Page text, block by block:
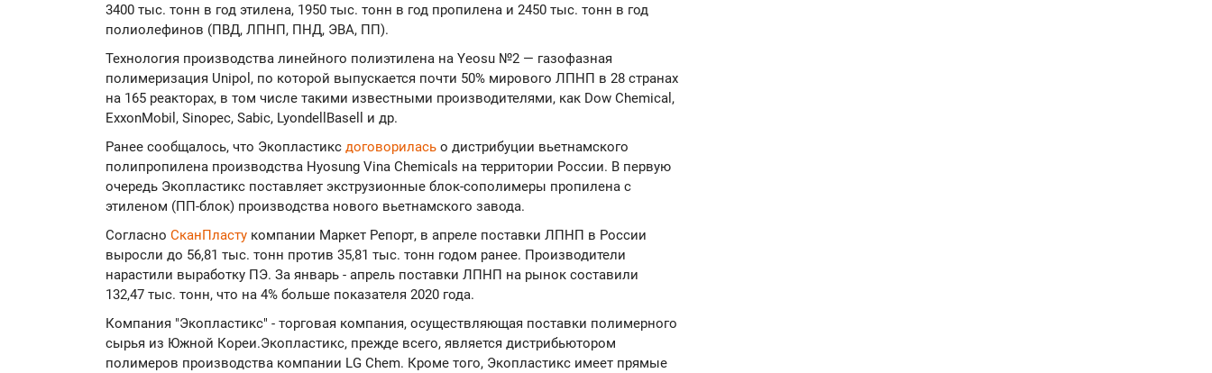
3400 тыс. тонн в год этилена, 1950 тыс. тонн в год пропилена и 2450 тыс. тонн в год
полиолефинов (ПВД, ЛПНП, ПНД, ЭВА, ПП).
Технология производства линейного полиэтилена на Yeosu №2 — газофазная
полимеризация Unipol, по которой выпускается почти 50% мирового ЛПНП в 28 странах
на 165 реакторах, в том числе такими известными производителями, как Dow Chemical,
ExxonMobil, Sinopec, Sabic, LyondellBasell и др.
Ранее сообщалось, что Экопластикс договорилась о дистрибуции вьетнамского
полипропилена производства Hyosung Vina Chemicals на территории России. В первую
очередь Экопластикс поставляет экструзионные блок-сополимеры пропилена с
этиленом (ПП-блок) производства нового вьетнамского завода.
Согласно СканПласту компании Маркет Репорт, в апреле поставки ЛПНП в России
выросли до 56,81 тыс. тонн против 35,81 тыс. тонн годом ранее. Производители
нарастили выработку ПЭ. За январь - апрель поставки ЛПНП на рынок составили
132,47 тыс. тонн, что на 4% больше показателя 2020 года.
Компания "Экопластикс" - торговая компания, осуществляющая поставки полимерного
сырья из Южной Кореи.Экопластикс, прежде всего, является дистрибьютором
полимеров производства компании LG Chem. Кроме того, Экопластикс имеет прямые